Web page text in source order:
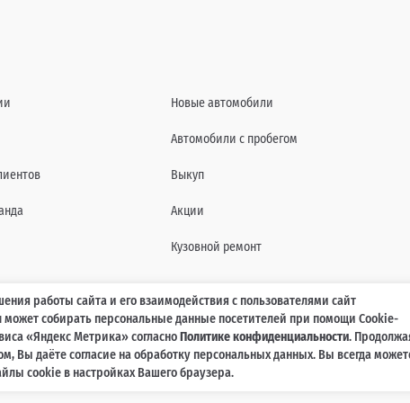
Новые автомобили
Автомобили с пробегом
Выкуп
Акции
Кузовной ремонт
характеристиках, составе комплектаций, цветовой гамме и стоимости
носит информационный характер и ни при каких условиях не является
кодекса Российской Федерации. Для получения подробной информации
работы сайта и его взаимодействия с пользователями сайт
собирать персональные данные посетителей при помощи Cookie-
«Яндекс Метрика» согласноПолитике конфиденциальности.
Вы даёте согласие на обработку персональных данных. Вы всегда
cookie в настройках Вашего браузера.